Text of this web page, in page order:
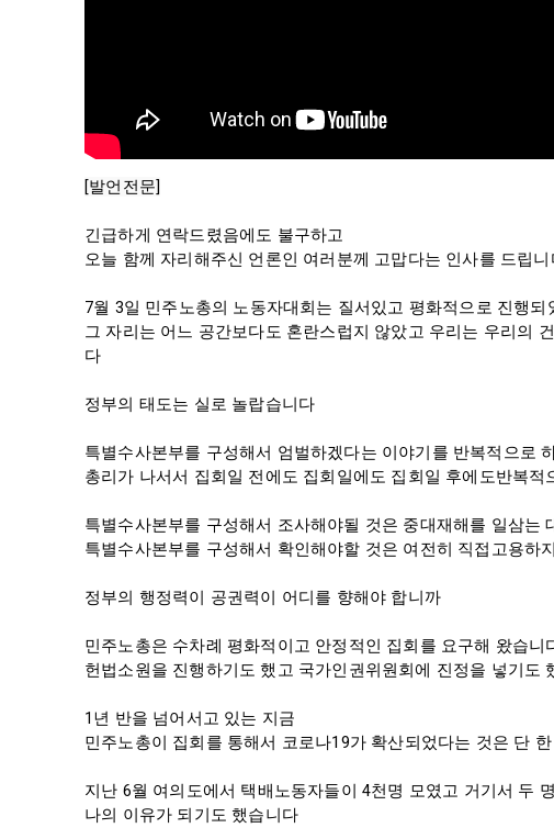
[발언전문]
긴급하게 연락드렸음에도 불구하고
오늘 함께 자리해주신 언론인 여러분께 고맙다는 인사를 드립니
7월 3일 민주노총의 노동자대회는 질서있고 평화적으로 진행되
그 자리는 어느 공간보다도 혼란스럽지 않았고 우리는 우리의
다
정부의 태도는 실로 놀랍습니다
특별수사본부를 구성해서 엄벌하겠다는 이야기를 반복적으로
총리가 나서서 집회일 전에도 집회일에도 집회일 후에도반복
특별수사본부를 구성해서 조사해야될 것은 중대재해를 일삼는
특별수사본부를 구성해서 확인해야할 것은 여전히 직접고용하
정부의 행정력이 공권력이 어디를 향해야 합니까
민주노총은 수차례 평화적이고 안정적인 집회를 요구해 왔습니
헌법소원을 진행하기도 했고 국가인권위원회에 진정을 넣기도
1년 반을 넘어서고 있는 지금
민주노총이 집회를 통해서 코로나19가 확산되었다는 것은 단
지난 6월 여의도에서 택배노동자들이 4천명 모였고 거기서 두
나의 이유가 되기도 했습니다